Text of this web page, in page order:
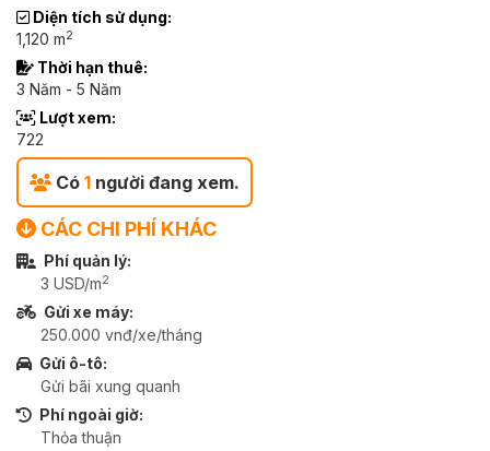
Diện tích sử dụng:
1,120 m2
Thời hạn thuê:
3 Năm - 5 Năm
Lượt xem:
722
Có 1 người đang xem.
CÁC CHI PHÍ KHÁC
Phí quản lý:
3 USD/m2
Gửi xe máy:
250.000 vnđ/xe/tháng
Gửi ô-tô:
Gửi bãi xung quanh
Phí ngoài giờ:
Thỏa thuận